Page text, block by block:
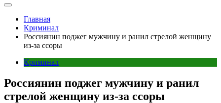
Главная
Криминал
Россиянин поджег мужчину и ранил стрелой женщину
из-за ссоры
Криминал
Россиянин поджег мужчину и ранил
стрелой женщину из-за ссоры